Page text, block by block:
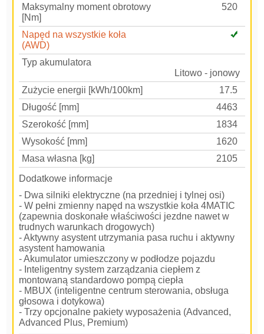
Maksymalny moment obrotowy
[Nm]
520
Napęd na wszystkie koła
(AWD)
Typ akumulatora
Lito­wo - jonowy
Zużycie energii [kWh/100km]
17.5
Długość [mm]
4463
Szerokość [mm]
1834
Wysokość [mm]
1620
Masa własna [kg]
2105
Dodatkowe informacje
- Dwa silniki elektryczne (na przedniej i tylnej osi)
- W pełni zmienny napęd na wszystkie koła 4MATIC
(zapewnia doskonałe właściwości jezdne nawet w
trudnych warunkach drogowych)
- Aktywny asystent utrzymania pasa ruchu i aktywny
asystent hamowania
- Akumulator umieszczony w podłodze pojazdu
- Inteligentny system zarządzania ciepłem z
montowaną standardowo pompą ciepła
- MBUX (inteligentne centrum sterowania, obsługa
głosowa i dotykowa)
- Trzy opcjonalne pakiety wyposażenia (Advanced,
Advanced Plus, Premium)